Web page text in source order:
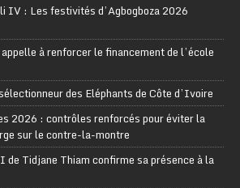
IV : Les festivités d’Agbogboza 2026
à renforcer le financement de l’école
des Eléphants de Côte d’Ivoire
2026 : contrôles renforcés pour éviter la
sur le contre-la-montre
Tidjane Thiam confirme sa présence à la